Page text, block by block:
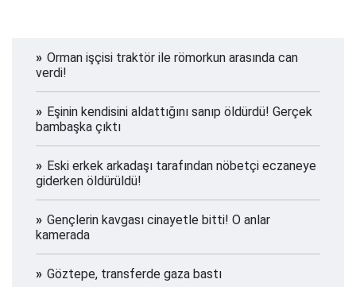
Orman işçisi traktör ile römorkun arasında can
verdi!
Eşinin kendisini aldattığını sanıp öldürdü! Gerçek
bambaşka çıktı
Eski erkek arkadaşı tarafından nöbetçi eczaneye
giderken öldürüldü!
Gençlerin kavgası cinayetle bitti! O anlar
kamerada
Göztepe, transferde gaza bastı